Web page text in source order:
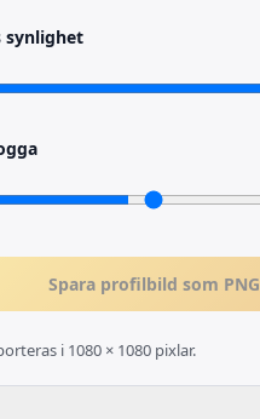
synlighet
Spara profilbild som PNG
i 1080 × 1080 pixlar.